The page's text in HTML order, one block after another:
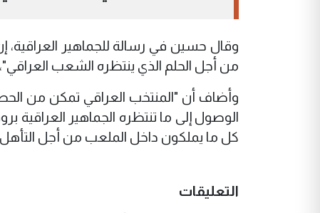
وقال حسين في رسالة للجماهير
من أجل الحلم الذي ينتظره الشعب العراقي"،
وأضاف أن "المنتخب العراقي تمكن من
الوصول إلى ما تنتظره الجماهير العراقية
كل ما يملكون داخل الملعب من أجل التأهل الى
التعليقات